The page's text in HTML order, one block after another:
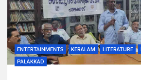
ENTERTAINMENTS KERALAM LITERATURE
PALAKKAD